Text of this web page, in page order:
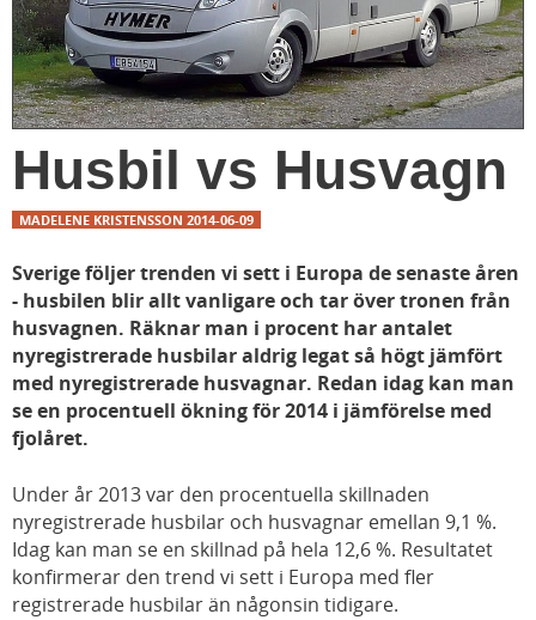
Husbil vs Husvagn
MADELENE KRISTENSSON 2014-06-09
Sverige följer trenden vi sett i Europa de senaste åren
- husbilen blir allt vanligare och tar över tronen från
husvagnen. Räknar man i procent har antalet
nyregistrerade husbilar aldrig legat så högt jämfört
med nyregistrerade husvagnar. Redan idag kan man
se en procentuell ökning för 2014 i jämförelse med
fjolåret.
Under år 2013 var den procentuella skillnaden
nyregistrerade husbilar och husvagnar emellan 9,1 %.
Idag kan man se en skillnad på hela 12,6 %. Resultatet
konfirmerar den trend vi sett i Europa med fler
registrerade husbilar än någonsin tidigare.